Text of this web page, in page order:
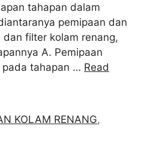
tahapan dalam
pemipaan dan
dan filter kolam renang,
A. Pemipaan
pada tahapan … Read
KOLAM RENANG,